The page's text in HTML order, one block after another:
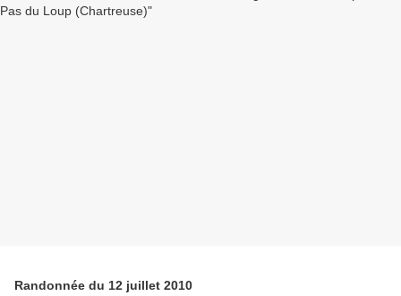
Randonnée du 12 juillet 2010